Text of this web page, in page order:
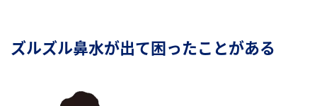
ズルズル鼻水が出て困ったことがある